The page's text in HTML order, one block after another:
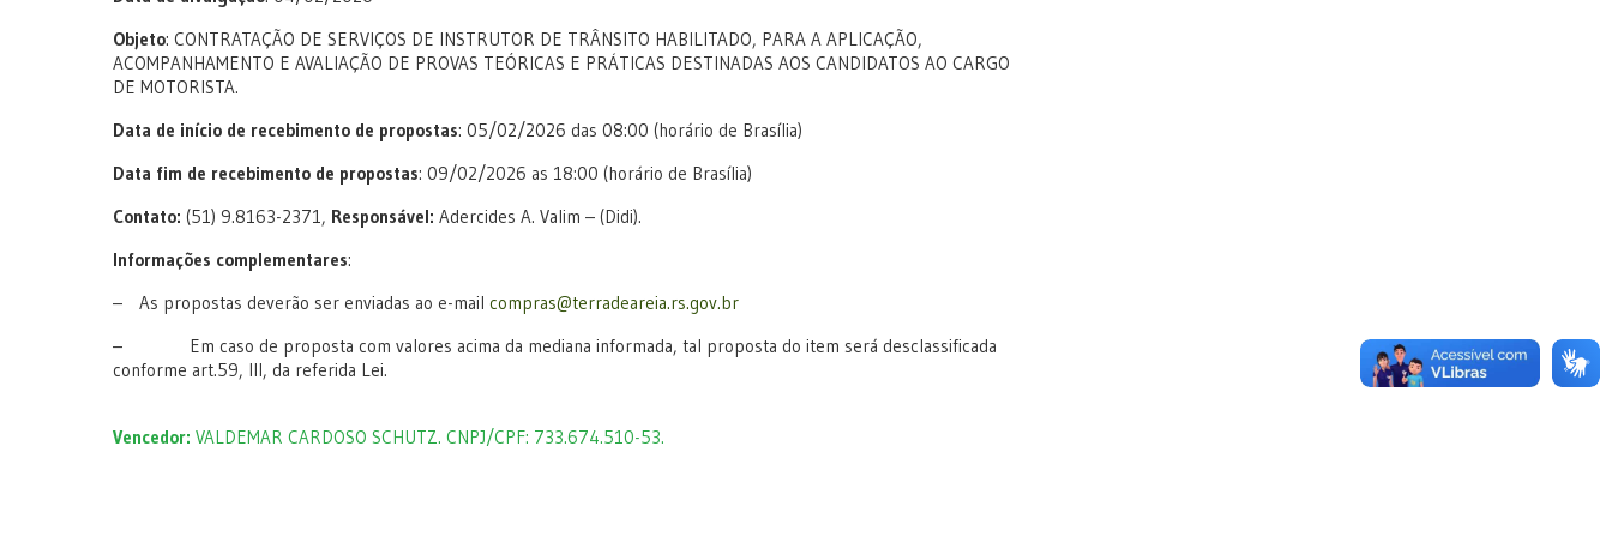
Objeto: CONTRATAÇÃO DE SERVIÇOS DE INSTRUTOR DE TRÂNSITO HABILITADO, PARA A APLICAÇÃO,
ACOMPANHAMENTO E AVALIAÇÃO DE PROVAS TEÓRICAS E PRÁTICAS DESTINADAS AOS CANDIDATOS AO CARGO
DE MOTORISTA.
Data de início de recebimento de propostas: 05/02/2026 das 08:00 (horário de Brasília)
Data fim de recebimento de propostas: 09/02/2026 as 18:00 (horário de Brasília)
Contato:(51) 9.8163-2371, Responsável:Adercides A. Valim – (Didi).
Informações complementares:
– As propostas deverão ser enviadas ao e-mailcompras@terradeareia.rs.gov.br
– Em caso de proposta com valores acima da mediana informada, tal proposta do item será desclassificada
conforme art.59, III, da referida Lei.
Vencedor: VALDEMAR CARDOSO SCHUTZ. CNPJ/CPF: 733.674.510-53.